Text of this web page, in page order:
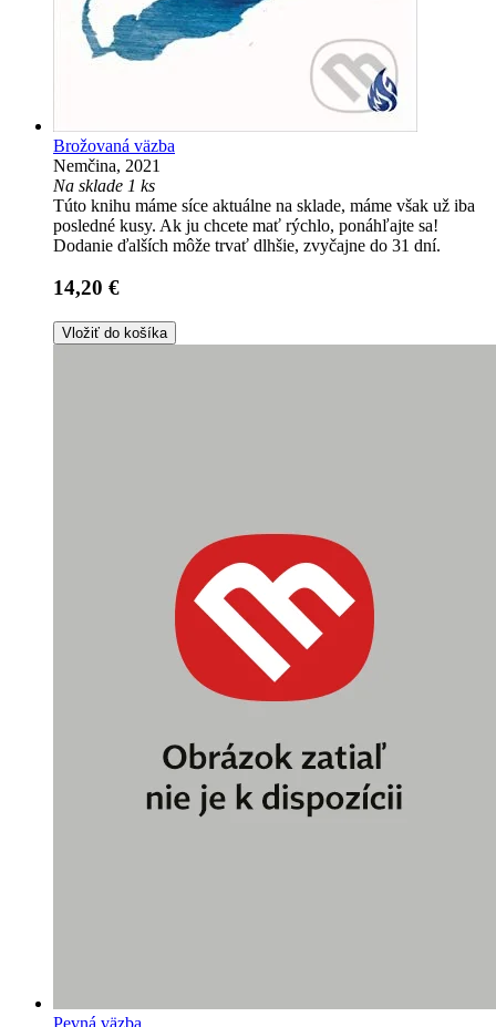
Brožovaná väzba
Nemčina, 2021
Na sklade 1 ks
Túto knihu máme síce aktuálne na sklade, máme však už iba
posledné kusy. Ak ju chcete mať rýchlo, ponáhľajte sa!
Dodanie ďalších môže trvať dlhšie, zvyčajne do 31 dní.
14,20 €
Vložiť do košíka